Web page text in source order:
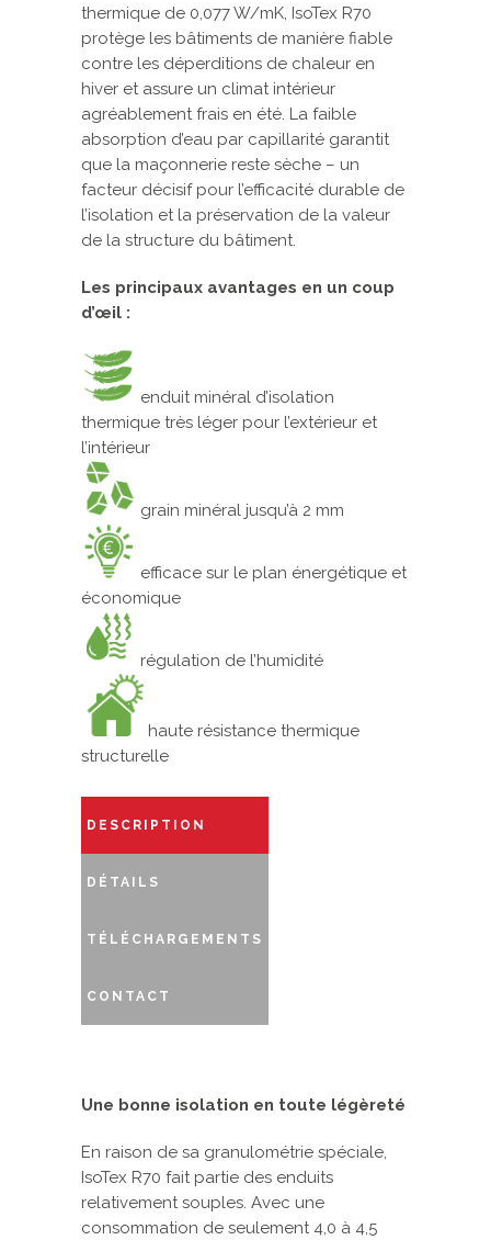
thermique de 0,077 W/mK, IsoTex R70
protège les bâtiments de manière fiable
contre les déperditions de chaleur en
hiver et assure un climat intérieur
agréablement frais en été. La faible
absorption d’eau par capillarité garantit
que la maçonnerie reste sèche – un
facteur décisif pour l’efficacité durable de
l’isolation et la préservation de la valeur
de la structure du bâtiment.
Les principaux avantages en un coup
d’œil :
enduit minéral d’isolation
thermique très léger pour l’extérieur et
l’intérieur
grain minéral jusqu’à 2 mm
efficace sur le plan énergétique et
économique
régulation de l’humidité
haute résistance thermique
structurelle
DESCRIPTION
DÉTAILS
TÉLÉCHARGEMENTS
CONTACT
Une bonne isolation en toute légèreté
En raison de sa granulométrie spéciale,
IsoTex R70 fait partie des enduits
relativement souples. Avec une
consommation de seulement 4,0 à 4,5